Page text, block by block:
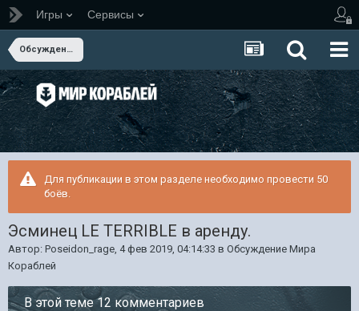
Игры Сервисы
Обсуждение Мира Кораблей
Для публикации в этом разделе необходимо провести 50
боёв.
Эсминец LE TERRIBLE в аренду.
Автор: Poseidon_rage, 4 фев 2019, 04:14:33 в Обсуждение Мира
Кораблей
В этой теме 12 комментариев